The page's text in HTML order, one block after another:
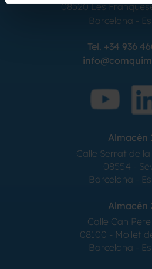
08520 Les
Barcelona -
Tel. +34 936
Almacén
Calle Serrat de la
08554 -
Barcelona -
Almacén
Calle Can Pere
08100 - Mollet
Barcelona -